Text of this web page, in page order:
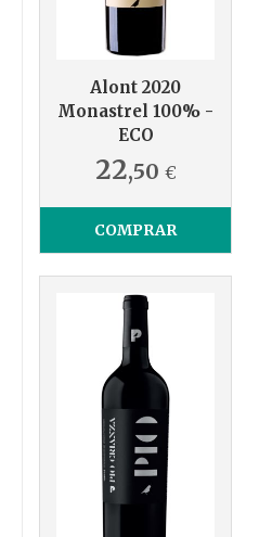
Alont 2020
Monastrel 100% -
ECO
22,50 €
COMPRAR